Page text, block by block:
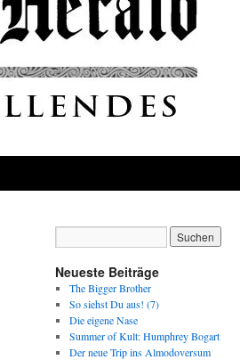
Neueste Beiträge
The Bigger Brother
So siehst Du aus! (7)
Die eigene Nase
Summer of Kult: Humphrey Bogart
Der neue Trip ins Almodoversum